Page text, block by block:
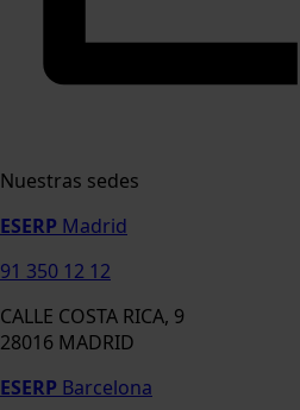
Nuestras sedes
ESERP Madrid
91 350 12 12
CALLE COSTA RICA, 9
28016 MADRID
ESERP Barcelona